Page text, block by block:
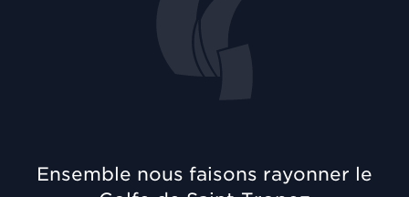
Ensemble nous faisons rayonner le